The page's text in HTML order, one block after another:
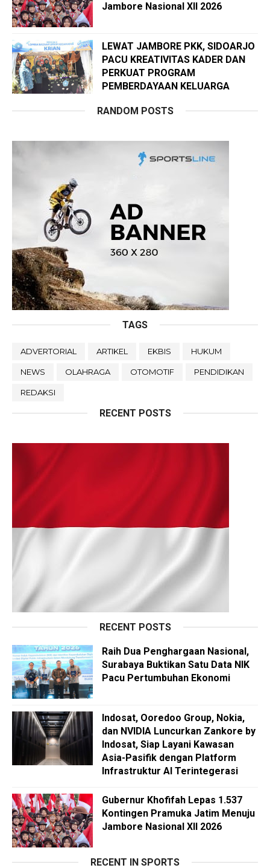
Jambore Nasional XII 2026
LEWAT JAMBORE PKK, SIDOARJO
PACU KREATIVITAS KADER DAN
PERKUAT PROGRAM
PEMBERDAYAAN KELUARGA
RANDOM POSTS
TAGS
ADVERTORIAL ARTIKEL EKBIS HUKUM
NEWS OLAHRAGA OTOMOTIF PENDIDIKAN
REDAKSI
RECENT POSTS
RECENT POSTS
Raih Dua Penghargaan Nasional,
Surabaya Buktikan Satu Data NIK
Pacu Pertumbuhan Ekonomi
Indosat, Ooredoo Group, Nokia,
dan NVIDIA Luncurkan Zankore by
Indosat, Siap Layani Kawasan
Asia-Pasifik dengan Platform
Infrastruktur AI Terintegerasi
Gubernur Khofifah Lepas 1.537
Kontingen Pramuka Jatim Menuju
Jambore Nasional XII 2026
RECENT IN SPORTS